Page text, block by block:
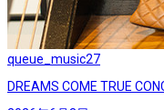
queue_music27
DREAMS COME TRUE